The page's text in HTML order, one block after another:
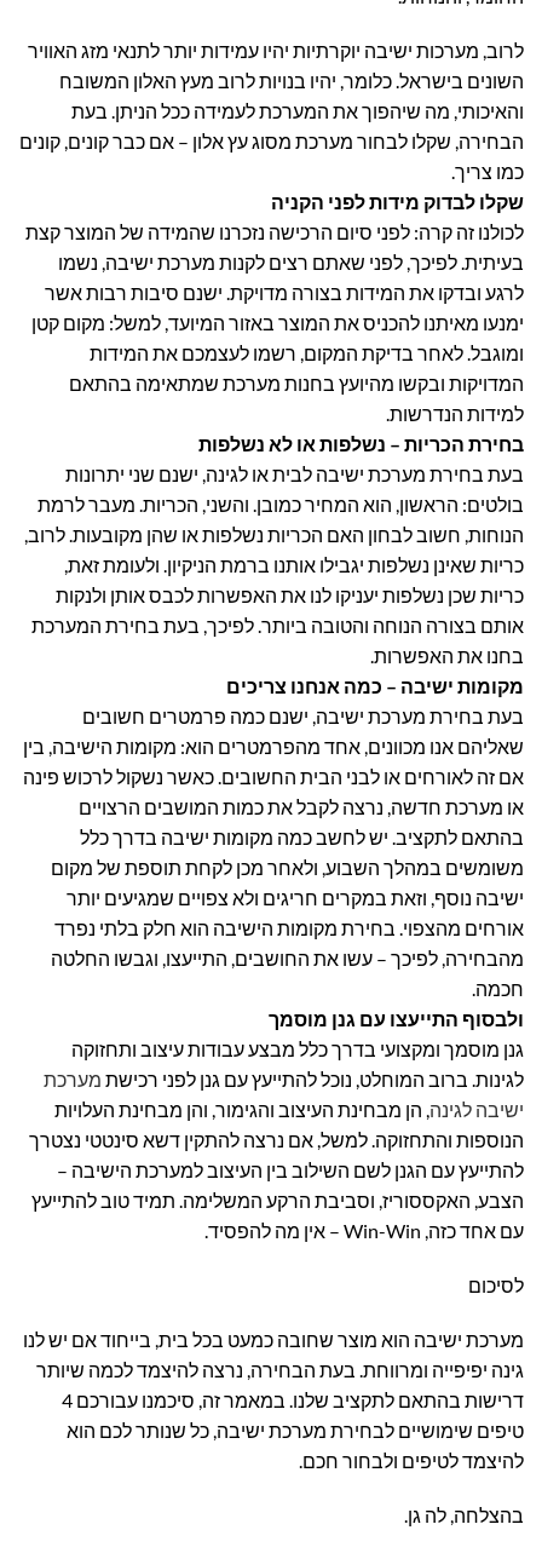
לרוב, מערכות ישיבה יוקרתיות יהיו עמידות יותר לתנאי מזג האוויר
השונים בישראל. כלומר, יהיו בנויות לרוב מעץ האלון המשובח
והאיכותי, מה שיהפוך את המערכת לעמידה ככל הניתן. בעת
הבחירה, שקלו לבחור מערכת מסוג עץ אלון – אם כבר קונים, קונים
כמו צריך.
שקלו לבדוק מידות לפני הקניה
לכולנו זה קרה: לפני סיום הרכישה נזכרנו שהמידה של המוצר קצת
בעיתית. לפיכך, לפני שאתם רצים לקנות מערכת ישיבה, נשמו
לרגע ובדקו את המידות בצורה מדויקת. ישנם סיבות רבות אשר
ימנעו מאיתנו להכניס את המוצר באזור המיועד, למשל: מקום קטן
ומוגבל. לאחר בדיקת המקום, רשמו לעצמכם את המידות
המדויקות ובקשו מהיועץ בחנות מערכת שמתאימה בהתאם
למידות הנדרשות.
בחירת הכריות – נשלפות או לא נשלפות
בעת בחירת מערכת ישיבה לבית או לגינה, ישנם שני יתרונות
בולטים: הראשון, הוא המחיר כמובן. והשני, הכריות. מעבר לרמת
הנוחות, חשוב לבחון האם הכריות נשלפות או שהן מקובעות. לרוב,
כריות שאינן נשלפות יגבילו אותנו ברמת הניקיון. ולעומת זאת,
כריות שכן נשלפות יעניקו לנו את האפשרות לכבס אותן ולנקות
אותם בצורה הנוחה והטובה ביותר. לפיכך, בעת בחירת המערכת
בחנו את האפשרות.
מקומות ישיבה – כמה אנחנו צריכים
בעת בחירת מערכת ישיבה, ישנם כמה פרמטרים חשובים
שאליהם אנו מכוונים, אחד מהפרמטרים הוא: מקומות הישיבה, בין
אם זה לאורחים או לבני הבית החשובים. כאשר נשקול לרכוש פינה
או מערכת חדשה, נרצה לקבל את כמות המושבים הרצויים
בהתאם לתקציב. יש לחשב כמה מקומות ישיבה בדרך כלל
משומשים במהלך השבוע, ולאחר מכן לקחת תוספת של מקום
ישיבה נוסף, וזאת במקרים חריגים ולא צפויים שמגיעים יותר
אורחים מהצפוי. בחירת מקומות הישיבה הוא חלק בלתי נפרד
מהבחירה, לפיכך – עשו את החושבים, התייעצו, וגבשו החלטה
חכמה.
ולבסוף התייעצו עם גנן מוסמך
גנן מוסמך ומקצועי בדרך כלל מבצע עבודות עיצוב ותחזוקה
לגינות. ברוב המוחלט, נוכל להתייעץ עם גנן לפני רכישת מערכת
ישיבה לגינה, הן מבחינת העיצוב והגימור, והן מבחינת העלויות
הנוספות והתחזוקה. למשל, אם נרצה להתקין דשא סינטטי נצטרך
להתייעץ עם הגנן לשם השילוב בין העיצוב למערכת הישיבה –
הצבע, האקססוריז, וסביבת הרקע המשלימה. תמיד טוב להתייעץ
עם אחד כזה, Win-Win – אין מה להפסיד.
לסיכום
מערכת ישיבה הוא מוצר שחובה כמעט בכל בית, בייחוד אם יש לנו
גינה יפיפייה ומרווחת. בעת הבחירה, נרצה להיצמד לכמה שיותר
דרישות בהתאם לתקציב שלנו. במאמר זה, סיכמנו עבורכם 4
טיפים שימושיים לבחירת מערכת ישיבה, כל שנותר לכם הוא
להיצמד לטיפים ולבחור חכם.
בהצלחה, לה גן.